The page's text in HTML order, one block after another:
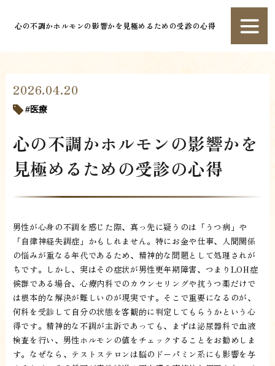
心の不調かホルモンの影響かを見極めるための受診の心得
2026.04.20
医療
心の不調かホルモンの影響かを
見極めるための受診の心得
男性が心身の不調を感じた際、真っ先に疑うのは「うつ病」や
「自律神経失調症」かもしれません。特にお金や仕事、人間関係
の悩みが重なる年代であるため、精神的な問題として処理されが
ちです。しかし、実はその症状が男性更年期障害、つまりLOH症
候群である場合、心療内科でのカウンセリングや抗うつ薬だけで
は根本的な解決が難しいのが現実です。そこで重要になるのが、
何科を受診して自分の状態を客観的に判定してもらうかという心
得です。精神的な不調が主訴であっても、まずは泌尿器科で血液
検査を行い、男性ホルモンの値をチェックすることをお勧めしま
す。なぜなら、テストステロンは脳のドーパミン系にも影響を与